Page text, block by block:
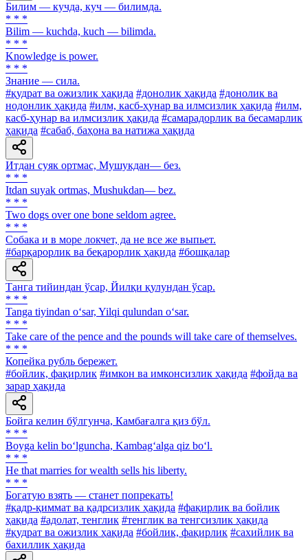
Билим — кучда, куч — билимда.
* * *
Bilim — kuchda, kuch — bilimda.
* * *
Knowledge is power.
* * *
Знание — сила.
#қудрат ва ожизлик ҳақида #донолик ҳақида #донолик ва
нодонлик ҳақида #илм, касб-ҳунар ва илмсизлик ҳақида #илм,
касб-ҳунар ва илмсизлик ҳақида #самарадорлик ва бесамарлик
ҳақида #сабаб, баҳона ва натижа ҳақида
Итдан суяк ортмас, Мушукдан— без.
* * *
Itdan suyak ortmas, Mushukdan— bez.
* * *
Two dogs over one bone seldom agree.
* * *
Собака и в море локчет, да не все же выпьет.
#барқарорлик ва беқарорлик ҳақида #бошқалар
Танга тийиндан ўсар, Йилқи қулундан ўсар.
* * *
Tanga tiyindan o‘sar, Yilqi qulundan o‘sar.
* * *
Take care of the pence and the pounds will take care of themselves.
* * *
Копейка рубль бережет.
#бойлик, фақирлик #имкон ва имконсизлик ҳақида #фойда ва
зарар ҳақида
Бойга келин бўлгунча, Камбағалга қиз бўл.
* * *
Boyga kelin bo‘lguncha, Kambag‘alga qiz bo‘l.
* * *
Не that marries for wealth sells his liberty.
* * *
Богатую взять — станет попрекать!
#қадр-қиммат ва қадрсизлик ҳақида #фақирлик ва бойлик
ҳақида #адолат, тенглик #тенглик ва тенгсизлик ҳақида
#қудрат ва ожизлик ҳақида #бойлик, фақирлик #сахийлик ва
бахиллик ҳақида